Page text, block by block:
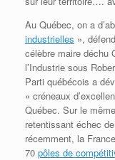
Au Québec, on a
industrielles »,
célèbre maire déchu
l’Industrie sous
Parti québécois a
« créneaux
Québec. Sur le
retentissant échec
récemment, la
70 pôles de